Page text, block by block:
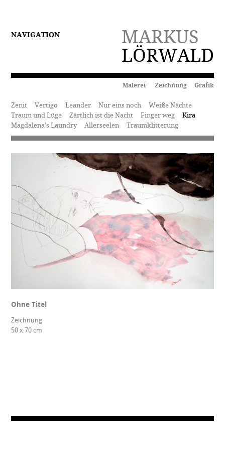
MARKUS
LÖRWALD
NAVIGATION
Malerei Zeichnung Grafik
Zenit Vertigo Leander Nur eins noch
Weiße Nächte
Traum und Lüge
Zärtlich ist die Nacht Finger weg
Kira
Magdalena’s Laundry
Allerseelen Traumklitterung
Ohne Titel
Zeichnung
50 x 70 cm